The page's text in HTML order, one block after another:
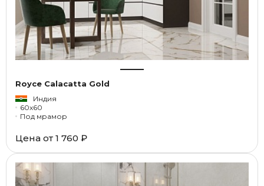
Royce Calacatta Gold
Индия
60x60
Под мрамор
Цена от 1 760 ₽